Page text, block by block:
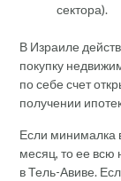
сектора).
В Израиле
покупку
по себе счет
получении
Если минималка
месяц, то ее всю
в Тель-Авиве.